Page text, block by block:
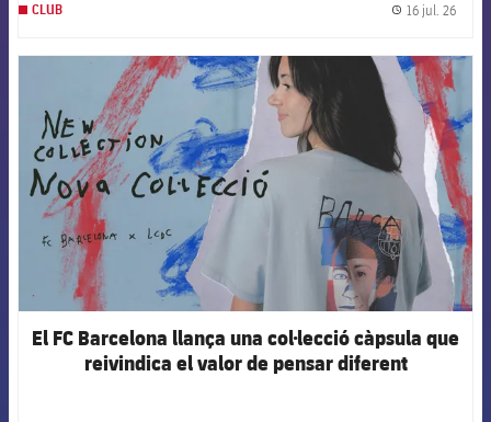
CLUB 16 jul. 26
FCB Barcelona badge
El FC Barcelona llança una col·lecció càpsula que
reivindica el valor de pensar diferent